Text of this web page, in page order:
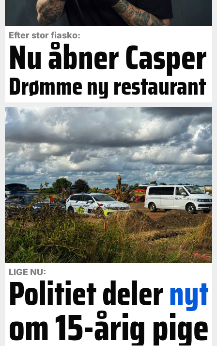
Efter stor fiasko:
Nu åbner Casper
Drømme ny restaurant
LIGE NU:
Politiet delernyt
om 15-årig pige